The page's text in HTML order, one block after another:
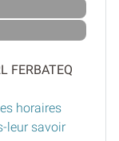
FERBATEQ
horaires
leur savoir